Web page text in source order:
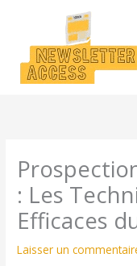
contenu
: Les
Efficaces
Laisser un